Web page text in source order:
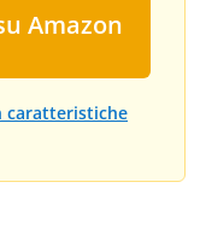
Amazon
caratteristiche